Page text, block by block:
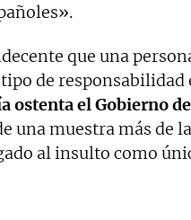
que una
de
ostenta el Gobierno
una muestra más de
al insulto como